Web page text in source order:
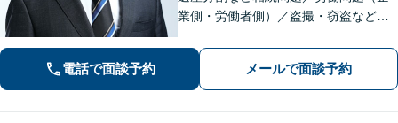
業側・労働者側）／盗撮・窃盗など刑
お任せください。粘り強く的確な交渉
力と速やかな行動力を活かし、依頼者
さまに有利な解決を目指します
電話で面談予約 メールで面談予約